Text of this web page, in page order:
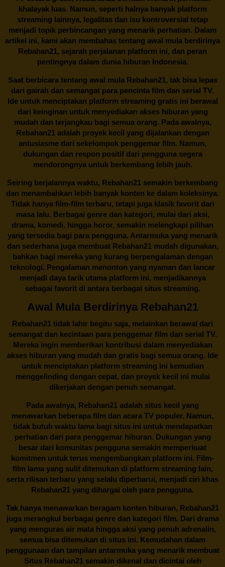
khalayak luas. Namun, seperti halnya banyak platform
streaming lainnya, legalitas dan isu kontroversial tetap
menjadi topik perbincangan yang menarik perhatian. Dalam
artikel ini, kami akan membahas tentang awal mula berdirinya
Rebahan21, sejarah perjalanan platform ini, dan peran
pentingnya dalam dunia hiburan Indonesia.
Saat berbicara tentang awal mula Rebahan21, tak bisa lepas
dari gairah dan semangat para pencinta film dan serial TV.
Ide untuk menciptakan platform streaming gratis ini berawal
dari keinginan untuk menyediakan akses hiburan yang
mudah dan terjangkau bagi semua orang. Pada awalnya,
Rebahan21 adalah proyek kecil yang dijalankan dengan
antusiasme dari sekelompok penggemar film. Namun,
dukungan dan respon positif dari pengguna segera
mendorongnya untuk berkembang lebih jauh.
Seiring berjalannya waktu, Rebahan21 semakin berkembang
dan menambahkan lebih banyak konten ke dalam koleksinya.
Tidak hanya film-film terbaru, tetapi juga klasik favorit dari
masa lalu. Berbagai genre dan kategori, mulai dari aksi,
drama, komedi, hingga horor, semakin melengkapi pilihan
yang tersedia bagi para pengguna. Antarmuka yang menarik
dan sederhana juga membuatRebahan21mudah digunakan,
bahkan bagi mereka yang kurang berpengalaman dengan
teknologi. Pengalaman menonton yang nyaman dan lancar
menjadi daya tarik utama platform ini, menjadikannya
sebagai favorit di antara berbagai situs streaming.
Awal Mula Berdirinya Rebahan21
Rebahan21 tidak lahir begitu saja, melainkan berawal dari
semangat dan kecintaan para penggemar film dan serial TV.
Mereka ingin memberikan kontribusi dalam menyediakan
akses hiburan yang mudah dan gratis bagi semua orang. Ide
untuk menciptakan platform streaming ini kemudian
menggelinding dengan cepat, dan proyek kecil ini mulai
dikerjakan dengan penuh semangat.
Pada awalnya, Rebahan21 adalah situs kecil yang
menawarkan beberapa film dan acara TV populer. Namun,
tidak butuh waktu lama bagi situs ini untuk mendapatkan
perhatian dari para penggemar hiburan. Dukungan yang
besar dari komunitas pengguna semakin memperkuat
komitmen untuk terus mengembangkan platform ini. Film-
film lama yang sulit ditemukan di platform streaming lain,
serta rilisan terbaru yang selalu diperbarui, menjadi ciri khas
Rebahan21 yang dihargai oleh para pengguna.
Tak hanya menawarkan beragam konten hiburan, Rebahan21
juga merangkul berbagai genre dan kategori film. Dari drama
yang menguras air mata hingga aksi yang penuh adrenalin,
semua bisa ditemukan di situs ini. Kemudahan dalam
penggunaan dan tampilan antarmuka yang menarik membuat
Situs Rebahan21semakin dikenal dan dicintai oleh